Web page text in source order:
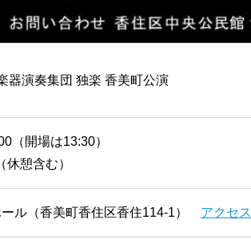
器演奏集団 独楽 香美町公演
開場は13:30）
憩含む）
ル（香美町香住区香住114-1） アクセス